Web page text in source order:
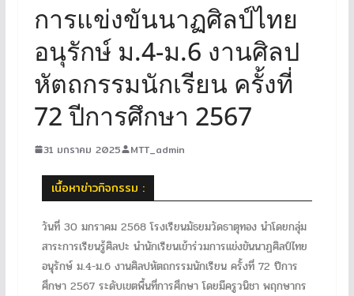
การแข่งขันนาฏศิลป์ไทย
อนุรักษ์ ม.4-ม.6 งานศิลป
หัตถกรรมนักเรียน ครั้งที่
72 ปีการศึกษา 2567
31 มกราคม 2025 MTT_admin
เนื้อหาข่าวกิจกรรม :
วันที่ 30 มกราคม 2568 โรงเรียนมัธยมวัดธาตุทอง นำโดยกลุ่ม
สาระการเรียนรู้ศิลปะ นำนักเรียนเข้าร่วมการแข่งขันนาฏศิลป์ไทย
อนุรักษ์ ม.4-ม.6 งานศิลปหัตถกรรมนักเรียน ครั้งที่ 72 ปีการ
ศึกษา 2567 ระดับเขตพื้นที่การศึกษา โดยมีครูวนิชา พฤกษากร